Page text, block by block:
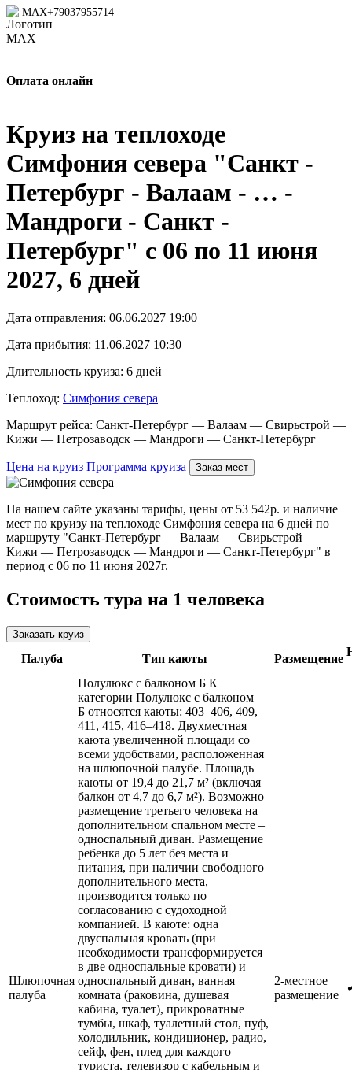
MAX+79037955714
Оплата онлайн
Круиз на теплоходе
Симфония севера "Санкт -
Петербург - Валаам - … -
Мандроги - Санкт -
Петербург" с 06 по 11 июня
2027, 6 дней
Дата отправления: 06.06.2027 19:00
Дата прибытия: 11.06.2027 10:30
Длительность круиза: 6 дней
Теплоход: Симфония севера
Маршрут рейса: Санкт-Петербург — Валаам — Свирьстрой —
Кижи — Петрозаводск — Мандроги — Санкт-Петербург
Цена на круиз Программа круиза Заказ мест
На нашем сайте указаны тарифы, цены от 53 542р. и наличие
мест по круизу на теплоходе Симфония севера на 6 дней по
маршруту "Санкт-Петербург — Валаам — Свирьстрой —
Кижи — Петрозаводск — Мандроги — Санкт-Петербург" в
период с 06 по 11 июня 2027г.
Стоимость тура на 1 человека
Заказать круиз
Палуба Тип каюты Размещение
Шлюпочная
палуба
Полулюкс с балконом Б К
категории Полулюкс с балконом
Б относятся каюты: 403–406, 409,
411, 415, 416–418. Двухместная
каюта увеличенной площади со
всеми удобствами, расположенная
на шлюпочной палубе. Площадь
каюты от 19,4 до 21,7 м² (включая
балкон от 4,7 до 6,7 м²). Возможно
размещение третьего человека на
дополнительном спальном месте –
односпальный диван. Размещение
ребенка до 5 лет без места и
питания, при наличии свободного
дополнительного места,
производится только по
согласованию с судоходной
компанией. В каюте: одна
двуспальная кровать (при
необходимости трансформируется
в две односпальные кровати) и
односпальный диван, ванная
комната (раковина, душевая
кабина, туалет), прикроватные
тумбы, шкаф, туалетный стол, пуф,
холодильник, кондиционер, радио,
сейф, фен, плед для каждого
туриста, телевизор с кабельным и
2-местное
размещение